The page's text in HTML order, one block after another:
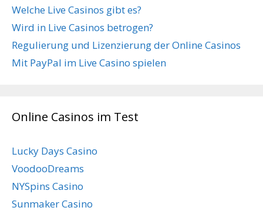
Welche Live Casinos gibt es?
Wird in Live Casinos betrogen?
Regulierung und Lizenzierung der Online Casinos
Mit PayPal im Live Casino spielen
Online Casinos im Test
Lucky Days Casino
VoodooDreams
NYSpins Casino
Sunmaker Casino